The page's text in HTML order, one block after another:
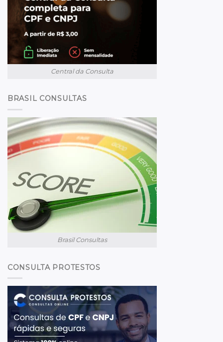
Central da Consulta
BRASIL CONSULTAS
Brasil Consultas
CONSULTA PROTESTOS